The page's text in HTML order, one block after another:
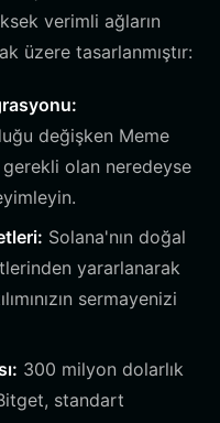
verimli ağların
üzere tasarlanmıştır:
değişken Meme
olan neredeyse
Solana'nın doğal
yararlanarak
sermayenizi
300 milyon dolarlık
standart